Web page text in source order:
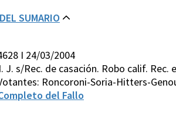
SUMARIO
I 24/03/2004
J. s/Rec. de casación. Robo calif.
Roncoroni-Soria-Hitters-
del Fallo